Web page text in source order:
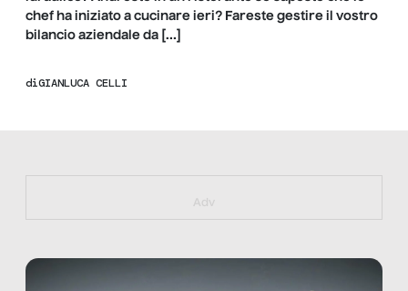
chef ha iniziato a cucinare ieri? Fareste gestire il vostro
bilancio aziendale da […]
diGIANLUCA CELLI
https://bit.ly/muster_aggiornamento
Adv